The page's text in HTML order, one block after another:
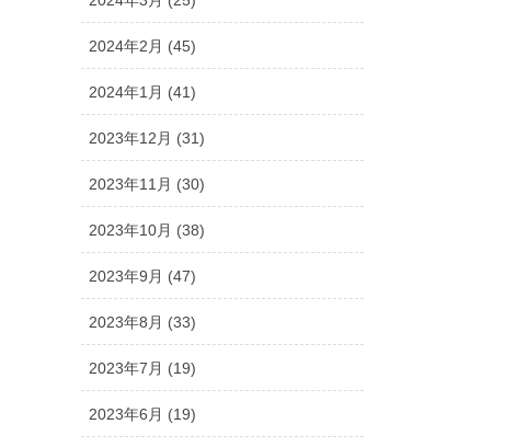
2024年2月 (45)
2024年1月 (41)
2023年12月 (31)
2023年11月 (30)
2023年10月 (38)
2023年9月 (47)
2023年8月 (33)
2023年7月 (19)
2023年6月 (19)